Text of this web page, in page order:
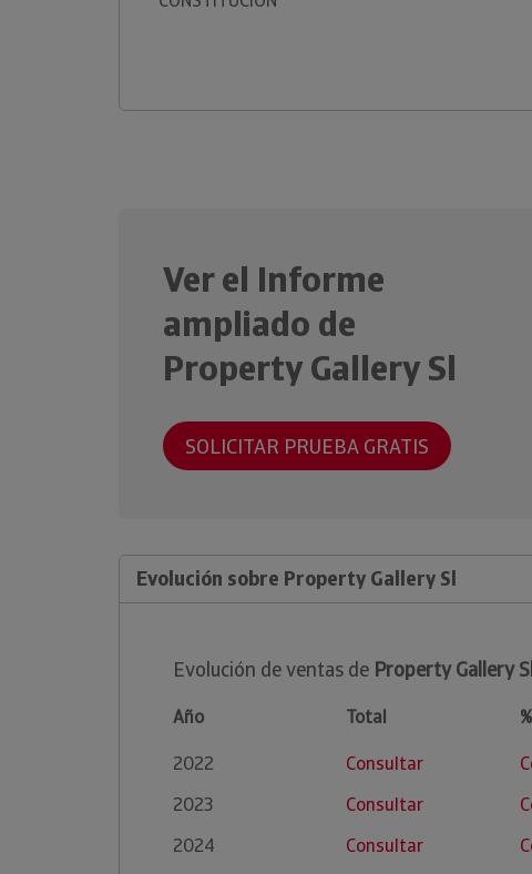
Ver el Informe
ampliado de
Property Gallery Sl
SOLICITAR PRUEBA GRATIS
Evolución sobre Property Gallery Sl
Evolución de ventas de Property Gallery Sl
Año Total
2022
Consultar
2023
Consultar
2024
Consultar